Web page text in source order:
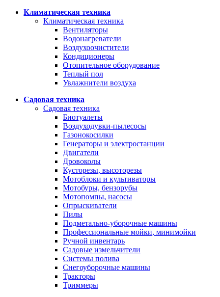
Климатическая техника
Климатическая техника
Вентиляторы
Водонагреватели
Воздухоочистители
Кондиционеры
Отопительное оборудование
Теплый пол
Увлажнители воздуха
Садовая техника
Садовая техника
Биотуалеты
Воздуходувки-пылесосы
Газонокосилки
Генераторы и электростанции
Двигатели
Дровоколы
Кусторезы, высоторезы
Мотоблоки и культиваторы
Мотобуры, бензорубы
Мотопомпы, насосы
Опрыскиватели
Пилы
Подметально-уборочные машины
Профессиональные мойки, минимойки
Ручной инвентарь
Садовые измельчители
Системы полива
Снегоуборочные машины
Тракторы
Триммеры